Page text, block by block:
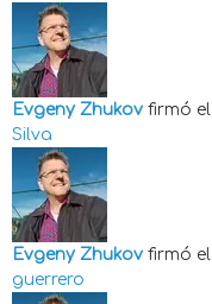
Evgeny Zhukov firmó el
Silva
Evgeny Zhukov firmó el
guerrero